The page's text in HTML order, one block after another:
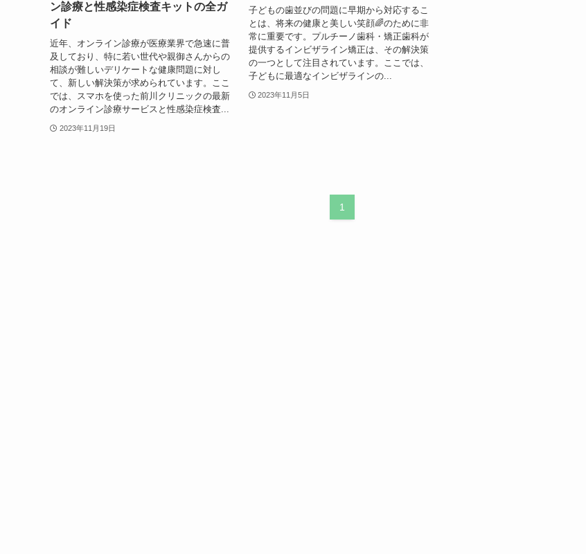
ン診療と性感染症検査キットの全ガ
イド
近年、オンライン診療が医療業界で急速に普
及しており、特に若い世代や親御さんからの
相談が難しいデリケートな健康問題に対し
て、新しい解決策が求められています。ここ
では、スマホを使った前川クリニックの最新
のオンライン診療サービスと性感染症検査...
2023年11月19日
子どもの歯並びの問題に早期から対応するこ
とは、将来の健康と美しい笑顔🌈のために非
常に重要です。プルチーノ歯科・矯正歯科が
提供するインビザライン矯正は、その解決策
の一つとして注目されています。ここでは、
子どもに最適なインビザラインの...
2023年11月5日
1